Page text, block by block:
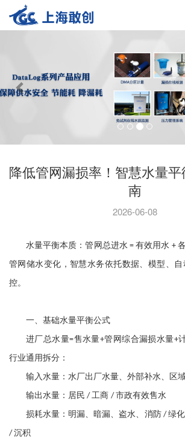
降低管网漏损率！智慧水量
南
2026-06-08
水量平衡本质：管网总进水= 有效用水+
管网储水变化， 智慧水务依托数据、模型、
控。
一、基础水量平衡公式
进厂总水量=售水量+管网综合漏损水量+
行业通用拆分：
输入水量：水厂出厂水量、外部补水、区
输出水量：居民 / 工商 /市政有效售水
损耗水量：明漏、暗漏、盗水、消防/绿
/沉积